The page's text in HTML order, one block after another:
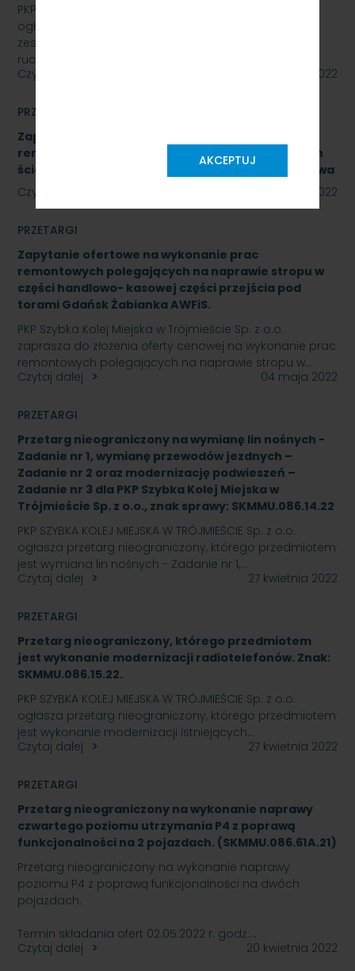
AKCEPTUJ
PKP SZYBKA KOLEJ MIEJSKA W TRÓJMIEŚCIE Sp. z o.o.
ogłasza przetarg nieograniczony na wymianę
zestawów komputerowych urządzeń sterowania
ruchem…
Czytaj dalej
09 maja 2022
PRZETARGI
Zapytanie ofertowe na wykonanie prac
remontowych polegających na naprawie okładzin
ścian zejścia do przejścia pod torami Gdynia Cisowa
Czytaj dalej
06 maja 2022
PRZETARGI
Zapytanie ofertowe na wykonanie prac
remontowych polegających na naprawie stropu w
części handlowo- kasowej części przejścia pod
torami Gdańsk Żabianka AWFiS.
PKP Szybka Kolej Miejska w Trójmieście Sp. z o.o.
zaprasza do złożenia oferty cenowej na wykonanie prac
remontowych polegających na naprawie stropu w…
Czytaj dalej
04 maja 2022
PRZETARGI
Przetarg nieograniczony na wymianę lin nośnych -
Zadanie nr 1, wymianę przewodów jezdnych –
Zadanie nr 2 oraz modernizację podwieszeń –
Zadanie nr 3 dla PKP Szybka Kolej Miejska w
Trójmieście Sp. z o.o., znak sprawy: SKMMU.086.14.22
PKP SZYBKA KOLEJ MIEJSKA W TRÓJMIEŚCIE Sp. z o.o.
ogłasza przetarg nieograniczony, którego przedmiotem
jest wymiana lin nośnych - Zadanie nr 1,…
Czytaj dalej
27 kwietnia 2022
PRZETARGI
Przetarg nieograniczony, którego przedmiotem
jest wykonanie modernizacji radiotelefonów. Znak:
SKMMU.086.15.22.
PKP SZYBKA KOLEJ MIEJSKA W TRÓJMIEŚCIE Sp. z o.o.
ogłasza przetarg nieograniczony, którego przedmiotem
jest wykonanie modernizacji istniejących…
Czytaj dalej
27 kwietnia 2022
PRZETARGI
Przetarg nieograniczony na wykonanie naprawy
czwartego poziomu utrzymania P4 z poprawą
funkcjonalności na 2 pojazdach. (SKMMU.086.61A.21)
Przetarg nieograniczony na wykonanie naprawy
poziomu P4 z poprawą funkcjonalności na dwóch
pojazdach.
Termin składania ofert 02.05.2022 r. godz:…
Czytaj dalej
20 kwietnia 2022